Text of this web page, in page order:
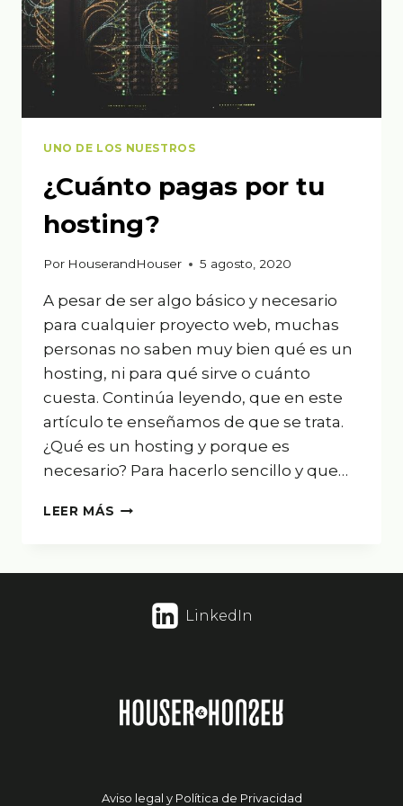
UNO DE LOS NUESTROS
¿Cuánto pagas por tu
hosting?
Por HouserandHouser 5 agosto, 2020
A pesar de ser algo básico y necesario
para cualquier proyecto web, muchas
personas no saben muy bien qué es un
hosting, ni para qué sirve o cuánto
cuesta. Continúa leyendo, que en este
artículo te enseñamos de que se trata.
¿Qué es un hosting y porque es
necesario? Para hacerlo sencillo y que…
LEER MÁS ¿CUÁNTO
LinkedIn
Aviso legal y Política de Privacidad